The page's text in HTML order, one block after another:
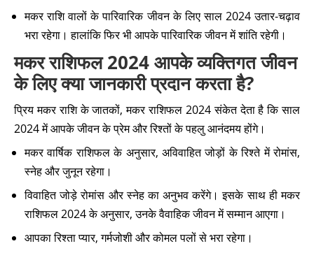
मकर राशि वालों के पारिवारिक जीवन के लिए साल 2024 उतार-चढ़ाव
भरा रहेगा। हालांकि फिर भी आपके पारिवारिक जीवन में शांति रहेगी।
मकर राशिफल 2024 आपके व्यक्तिगत जीवन
के लिए क्या जानकारी प्रदान करता है?
प्रिय मकर राशि के जातकों, मकर राशिफल 2024 संकेत देता है कि साल
2024 में आपके जीवन के प्रेम और रिश्तों के पहलु आनंदमय होंगे।
मकर वार्षिक राशिफल के अनुसार, अविवाहित जोड़ों के रिश्ते में रोमांस,
स्नेह और जुनून रहेगा।
विवाहित जोड़े रोमांस और स्नेह का अनुभव करेंगे। इसके साथ ही मकर
राशिफल 2024 के अनुसार, उनके वैवाहिक जीवन में सम्मान आएगा।
आपका रिश्ता प्यार, गर्मजोशी और कोमल पलों से भरा रहेगा।